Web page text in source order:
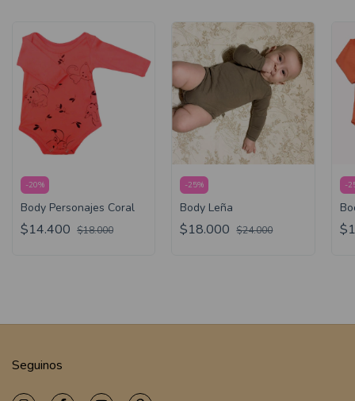
-20%
Body Personajes Coral
$14.400 $18.000
-25%
Body Leña
$18.000 $24.000
-
Seguinos